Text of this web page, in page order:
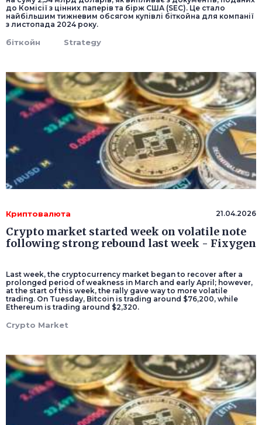
до Комісії з цінних паперів та бірж США (SEC). Це стало
найбільшим тижневим обсягом купівлі біткойна для компанії
з листопада 2024 року.
біткойн Strategy
Криптовалюта 21.04.2026
Crypto market started week on volatile note
following strong rebound last week - Fixygen
Last week, the cryptocurrency market began to recover after a
prolonged period of weakness in March and early April; however,
at the start of this week, the rally gave way to more volatile
trading. On Tuesday, Bitcoin is trading around $76,200, while
Ethereum is trading around $2,320.
Crypto Market